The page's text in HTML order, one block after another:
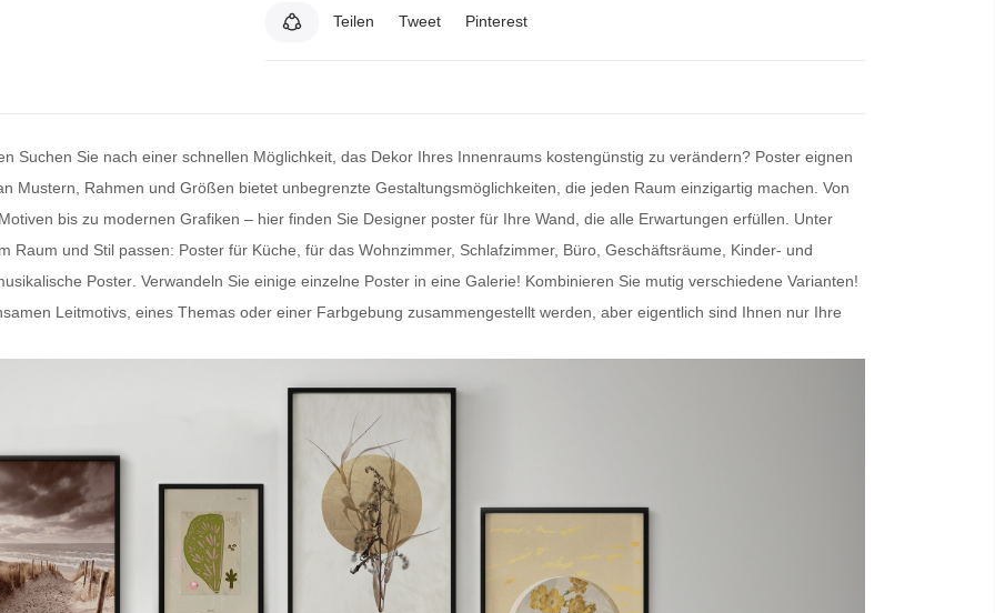
Teilen Tweet Pinterest
Suchen Sie nach einer schnellen Möglichkeit, das Dekor Ihres Innenraums kostengünstig zu verändern? Poster eignen
Mustern, Rahmen und Größen bietet unbegrenzte Gestaltungsmöglichkeiten, die jeden Raum einzigartig machen. Von
bis zu modernen Grafiken – hier finden Sie Designer poster für Ihre Wand , die alle Erwartungen erfüllen. Unter
Raum und Stil passen: Poster für Küche , für das Wohnzimmer, Schlafzimmer, Büro, Geschäftsräume, Kinder- und
Poster . Verwandeln Sie einige einzelne Poster in eine Galerie! Kombinieren Sie mutig verschiedene Varianten!
Leitmotivs, eines Themas oder einer Farbgebung zusammengestellt werden, aber eigentlich sind Ihnen nur Ihre